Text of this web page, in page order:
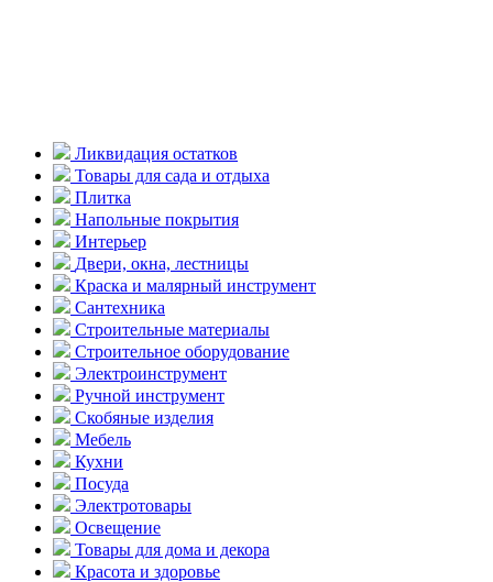
Ликвидация остатков
Товары для сада и отдыха
Плитка
Напольные покрытия
Интерьер
Двери, окна, лестницы
Краска и малярный инструмент
Сантехника
Строительные материалы
Строительное оборудование
Электроинструмент
Ручной инструмент
Скобяные изделия
Мебель
Кухни
Посуда
Электротовары
Освещение
Товары для дома и декора
Красота и здоровье